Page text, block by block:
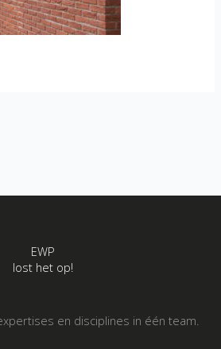
EWP
lost het op!
en disciplines in één team.